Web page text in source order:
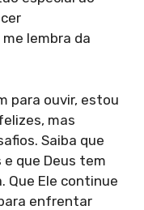
lembra da
para ouvir, estou
mas
Saiba que
que Deus tem
Que Ele continue
enfrentar